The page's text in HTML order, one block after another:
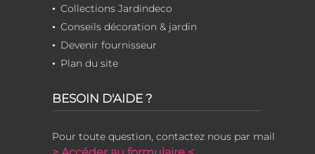
Collections Jardindeco
Conseils décoration & jardin
Devenir fournisseur
Plan du site
BESOIN D'AIDE ?
Pour toute question, contactez nous par mail